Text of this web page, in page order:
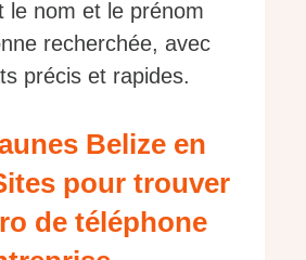
le nom et le prénom
recherchée, avec
précis et rapides.
Belize en
pour trouver
de téléphone